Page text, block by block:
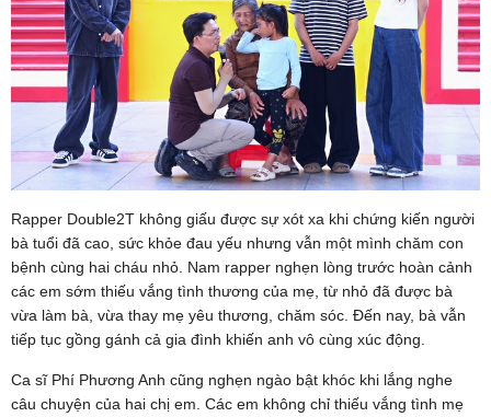
Rapper Double2T không giấu được sự xót xa khi chứng kiến người
bà tuổi đã cao, sức khỏe đau yếu nhưng vẫn một mình chăm con
bệnh cùng hai cháu nhỏ. Nam rapper nghẹn lòng trước hoàn cảnh
các em sớm thiếu vắng tình thương của mẹ, từ nhỏ đã được bà
vừa làm bà, vừa thay mẹ yêu thương, chăm sóc. Đến nay, bà vẫn
tiếp tục gồng gánh cả gia đình khiến anh vô cùng xúc động.
Ca sĩ Phí Phương Anh cũng nghẹn ngào bật khóc khi lắng nghe
câu chuyện của hai chị em. Các em không chỉ thiếu vắng tình mẹ